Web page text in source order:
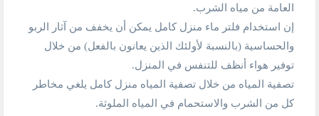
العامة من مياه الشرب.
إن استخدام فلتر ماء منزل كامل يمكن أن يخفف من آثار الربو
والحساسية (بالنسبة لأولئك الذين يعانون بالفعل) من خلال
توفير هواء أنظف للتنفس في المنزل.
تصفية المياه من خلال تصفية المياه منزل كامل يلغي مخاطر
كل من الشرب والاستحمام في المياه الملوثة.